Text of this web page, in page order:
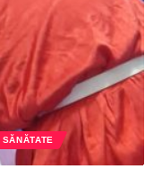
SĂNĂTATE